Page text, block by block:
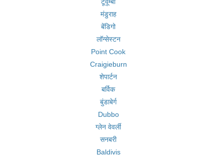
मंडुराह
बेंडिगो
लॉन्सेस्टन
Point Cook
Craigieburn
शेपार्टन
बर्विक
बुंडाबेर्ग
Dubbo
ग्लेन वेवर्ली
सनबरी
Baldivis